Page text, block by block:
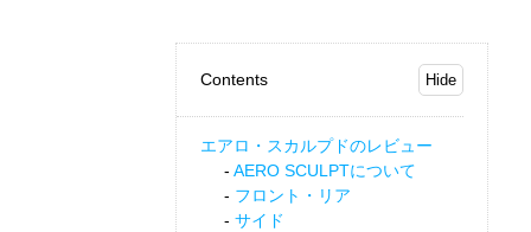
Contents
エアロ・スカルプドのレビュー
AERO SCULPTについて
フロント・リア
サイド